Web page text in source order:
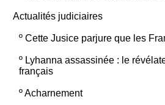
Actualités judiciaires
º Cette Jusice parjure que les
º Lyhanna assassinée : le
français
ºAcharnement